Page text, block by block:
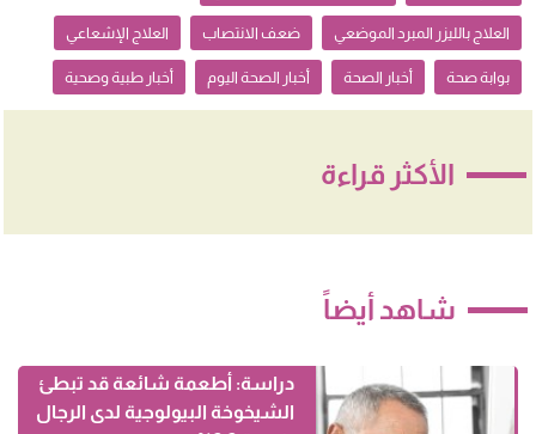
العلاج بالليزر المبرد الموضعي ضعف الانتصاب العلاج الإشعاعي
بوابة صحة أخبار الصحة أخبار الصحة اليوم أخبار طبية وصحية
الأكثر قراءة
شاهد أيضاً
دراسة: أطعمة شائعة قد تبطئ
الشيخوخة البيولوجية لدى الرجال